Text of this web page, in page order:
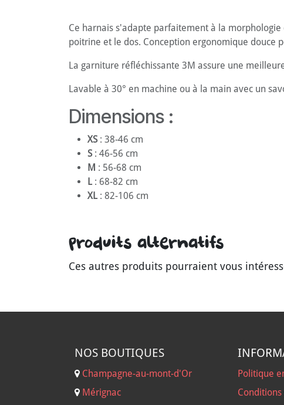
Ce harnais s'adapte parfaitement à la
poitrine et le dos. Conception ergonomique douce
La garniture réfléchissante 3M assure une
Lavable à 30° en machine ou à la main avec un
Dimensions :
XS: 38-46 cm
S: 46-56 cm
M : 56-68 cm
L: 68-82 cm
XL: 82-106 cm
Produits alternatifs
Ces autres produits pourraient vous
NOS BOUTIQUES
Champagne-au-mont-d'Or
Mérignac
Politique